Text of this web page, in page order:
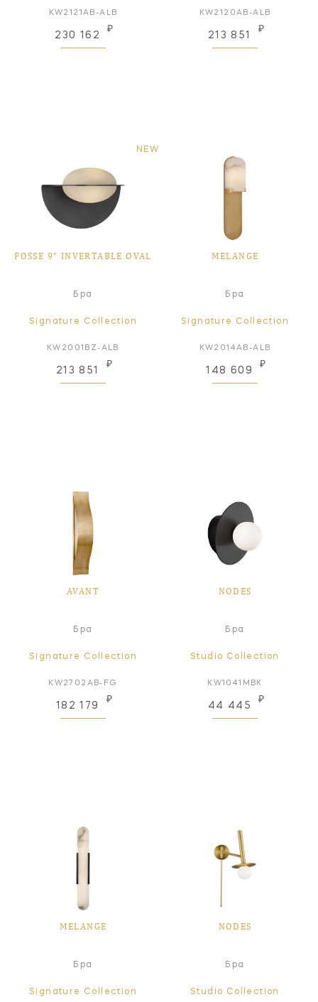
KW2121AB-ALB
230 162
₽
KW2120AB-ALB
213 851
₽
NEW
FOSSE 9" INVERTABLE OVAL
Бра
Signature Collection
KW2001BZ-ALB
213 851
₽
MELANGE
Бра
Signature Collection
KW2014AB-ALB
148 609
₽
AVANT
Бра
Signature Collection
KW2702AB-FG
182 179
₽
NODES
Бра
Studio Collection
KW1041MBK
44 445
₽
MELANGE
Бра
Signature Collection
NODES
Бра
Studio Collection